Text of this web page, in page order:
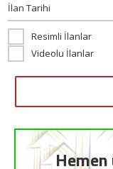
Resimli İlanlar
Videolu İlanlar